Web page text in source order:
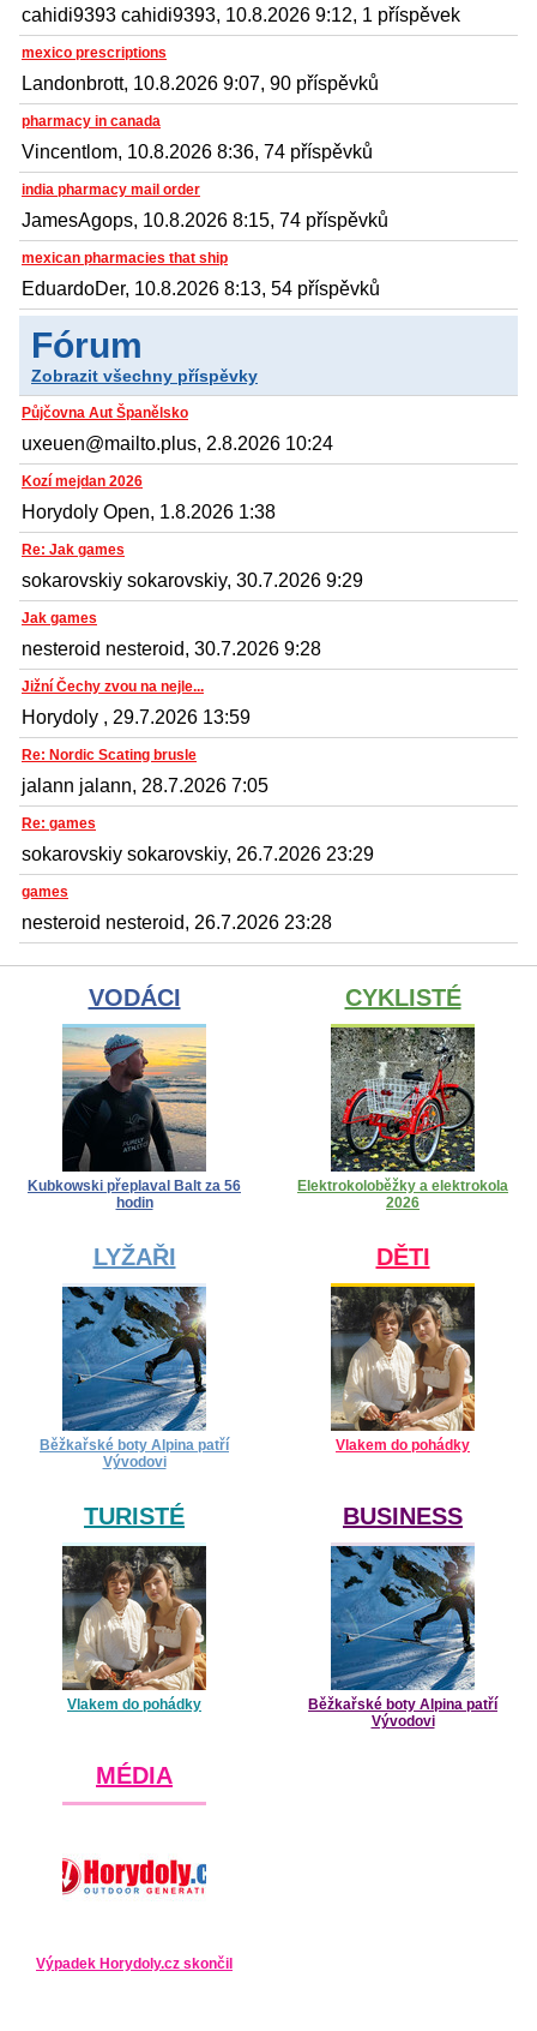
cahidi9393 cahidi9393, 10.8.2026 9:12, 1 příspěvek
mexico prescriptions
Landonbrott, 10.8.2026 9:07, 90 příspěvků
pharmacy in canada
Vincentlom, 10.8.2026 8:36, 74 příspěvků
india pharmacy mail order
JamesAgops, 10.8.2026 8:15, 74 příspěvků
mexican pharmacies that ship
EduardoDer, 10.8.2026 8:13, 54 příspěvků
Fórum
Zobrazit všechny příspěvky
Půjčovna Aut Španělsko
uxeuen@mailto.plus, 2.8.2026 10:24
Kozí mejdan 2026
Horydoly Open, 1.8.2026 1:38
Re: Jak games
sokarovskiy sokarovskiy, 30.7.2026 9:29
Jak games
nesteroid nesteroid, 30.7.2026 9:28
Jižní Čechy zvou na nejle...
Horydoly , 29.7.2026 13:59
Re: Nordic Scating brusle
jalann jalann, 28.7.2026 7:05
Re: games
sokarovskiy sokarovskiy, 26.7.2026 23:29
games
nesteroid nesteroid, 26.7.2026 23:28
VODÁCI
Kubkowski přeplaval Balt za 56
hodin
CYKLISTÉ
Elektrokoloběžky a elektrokola
2026
LYŽAŘI
Běžkařské boty Alpina patří
Vývodovi
DĚTI
Vlakem do pohádky
TURISTÉ
Vlakem do pohádky
BUSINESS
Běžkařské boty Alpina patří
Vývodovi
MÉDIA
Výpadek Horydoly.cz skončil